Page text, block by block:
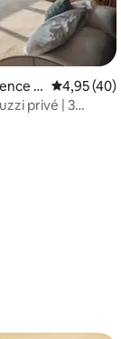
26
⋅
Évaluation
4,95 (40)
privé | 3